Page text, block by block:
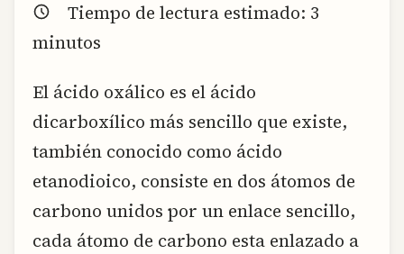
Tiempo de lectura estimado: 3
minutos
El ácido oxálico es el ácido
dicarboxílico más sencillo que existe,
también conocido como ácido
etanodioico, consiste en dos átomos de
carbono unidos por un enlace sencillo,
cada átomo de carbono esta enlazado a